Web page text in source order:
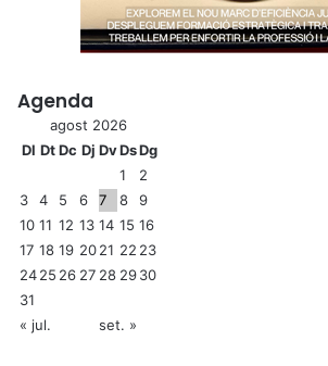
Agenda
agost 2026
Dl DtDc Dj DvDsDg
1
2
3
4 5 6 7 8
9
10 11 12 13 14 15 16
17 18 19 2021 22 23
2425 26 27 28 2930
31
« jul.
set. »